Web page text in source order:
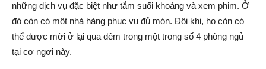
những dịch vụ đặc biệt như tắm suối khoáng và xem phim. Ở
đó còn có một nhà hàng phục vụ đủ món. Đôi khi, họ còn có
thể được mời ở lại qua đêm trong một trong số 4 phòng ngủ
tại cơ ngơi này.